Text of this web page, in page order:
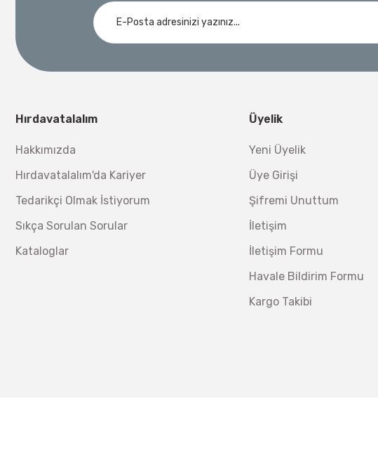
Hırdavatalalım
Hakkımızda
Hırdavatalalım'da Kariyer
Tedarikçi Olmak İstiyorum
Sıkça Sorulan Sorular
Kataloglar
Üyelik
Yeni Üyelik
Üye Girişi
Şifremi Unuttum
İletişim
İletişim Formu
Havale Bildirim Formu
Kargo Takibi